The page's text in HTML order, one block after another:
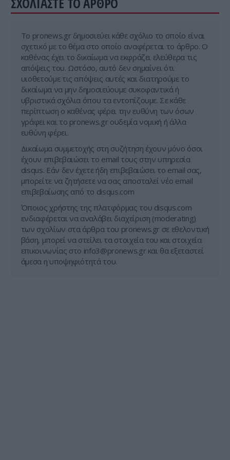
Tο pronews.gr δημοσιεύει κάθε σχόλιο το οποίο είναι
σχετικό με το θέμα στο οποίο αναφέρεται το άρθρο. Ο
καθένας έχει το δικαίωμα να εκφράζει ελεύθερα τις
απόψεις του. Ωστόσο, αυτό δεν σημαίνει ότι
υιοθετούμε τις απόψεις αυτές και διατηρούμε το
δικαίωμα να μην δημοσιεύουμε συκοφαντικά ή
υβριστικά σχόλια όπου τα εντοπίζουμε. Σε κάθε
περίπτωση ο καθένας φέρει την ευθύνη των όσων
γράφει και το pronews.gr ουδεμία νομική ή άλλα
ευθύνη φέρει.
Δικαίωμα συμμετοχής στη συζήτηση έχουν μόνο όσοι
έχουν επιβεβαιώσει το email τους στην υπηρεσία
disqus. Εάν δεν έχετε ήδη επιβεβαιώσει το email σας,
μπορείτε να ζητήσετε να σας αποσταλεί νέο email
επιβεβαίωσης από το disqus.com
Όποιος χρήστης της πλατφόρμας του disqus.com
ενδιαφέρεται να αναλάβει διαχείριση (moderating)
των σχολίων στα άρθρα του pronews.gr σε εθελοντική
βάση, μπορεί να στείλει τα στοιχεία του και στοιχεία
επικοινωνίας στο info3@pronews.gr και θα εξεταστεί
άμεσα η υποψηφιότητά του.